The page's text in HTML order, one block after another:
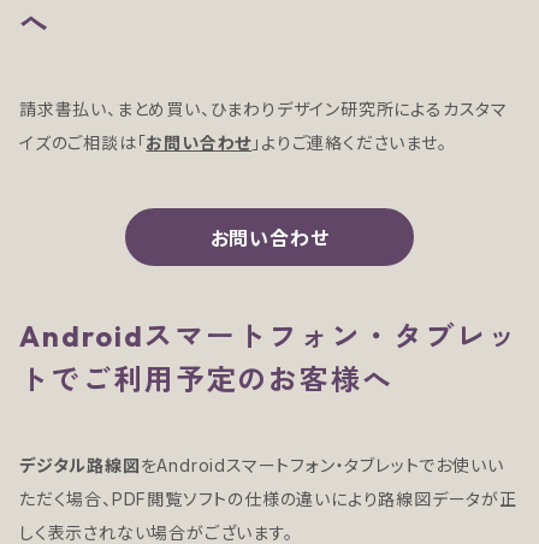
へ
請求書払い、まとめ買い、ひまわりデザイン研究所によるカスタマ
イズのご相談は「お問い合わせ 」よりご連絡くださいませ。
お問い合わせ
Androidスマートフォン・タブレッ
トでご利用予定のお客様へ
デジタル路線図をAndroidスマートフォン・タブレットでお使いい
ただく場合、PDF閲覧ソフトの仕様の違いにより路線図データが正
しく表示されない場合がございます。